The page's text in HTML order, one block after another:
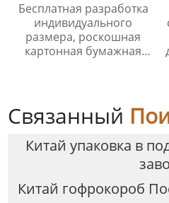
Бесплатная разработка
индивидуального
размера, роскошная
картонная бумажная
Связанный
Китай упаковка в
Китай гофрокороб